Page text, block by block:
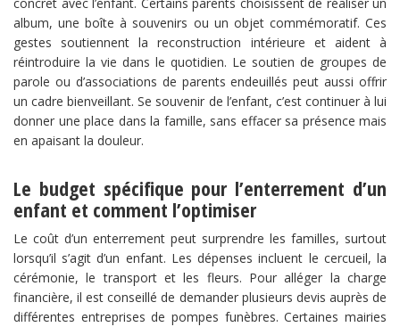
album, une boîte à souvenirs ou un objet commémoratif. Ces
gestes soutiennent la reconstruction intérieure et aident à
réintroduire la vie dans le quotidien. Le soutien de groupes de
parole ou d’associations de parents endeuillés peut aussi offrir
un cadre bienveillant. Se souvenir de l’enfant, c’est continuer à lui
donner une place dans la famille, sans effacer sa présence mais
en apaisant la douleur.
Le budget spécifique pour l’enterrement d’un
enfant et comment l’optimiser
Le coût d’un enterrement peut surprendre les familles, surtout
lorsqu’il s’agit d’un enfant. Les dépenses incluent le cercueil, la
cérémonie, le transport et les fleurs. Pour alléger la charge
financière, il est conseillé de demander plusieurs devis auprès de
différentes entreprises de pompes funèbres. Certaines mairies